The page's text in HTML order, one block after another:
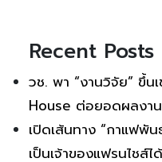
Recent Posts
วช. พา “งานวิจัย” ขึ้น
House ต่อยอดผลงา
เปิดเส้นทาง “กาแฟพั
เป็นเจ้าของแฟรนไชส์ได้